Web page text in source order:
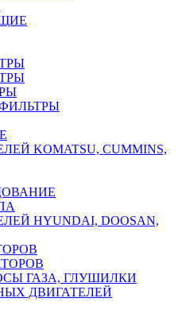
KOMATSU, CUMMINS,
HYUNDAI, DOOSAN,
ГАЗА, ГЛУШИЛКИ
ДВИГАТЕЛЕЙ